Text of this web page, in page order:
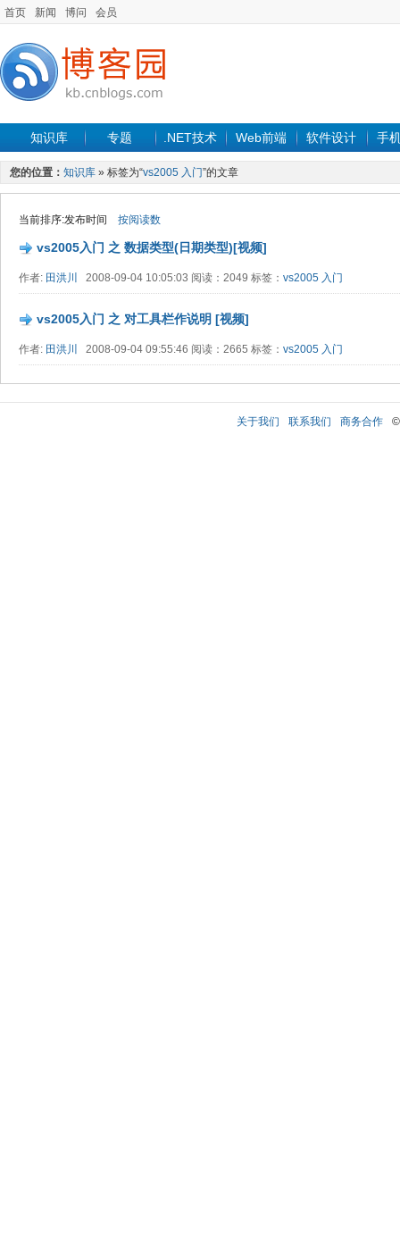
首页 新闻 博问 会员
知识库 专题 .NET技术 Web前端 软件设计 手
您的位置： 知识库 » 标签为“vs2005 入门”的文章
当前排序:发布时间 按阅读数
vs2005入门 之 数据类型(日期类型)[视频]
作者: 田洪川 2008-09-04 10:05:03 阅读：2049 标签： vs2005 入门
vs2005入门 之 对工具栏作说明 [视频]
作者: 田洪川 2008-09-04 09:55:46 阅读：2665 标签： vs2005 入门
关于我们 联系我们 商务合作